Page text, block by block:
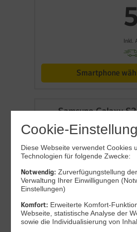
Inkl.
Smartphone
Samsung Galaxy
Cookie-
Diese Webseite verwendet Cookies
Technologien für folgende Zwecke:
Notwendig: Zurverfügungstellung
Verwaltung Ihrer Einwilligungen
Einstellungen)
Komfort: Erweiterte Komfort-
Webseite, statistische Analyse der
sowie die Individualisierung von